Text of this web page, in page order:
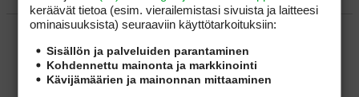
UUSIMMAT VIESTIKETJUT
keräävät tietoa (esim. vierailemis­tasi sivuista ja laitteesi
ominaisuuk­sista) seuraaviin käyttötarkoituksiin:
Sisällön ja palveluiden parantaminen
Kohdennettu mainonta ja markkinointi
Kävijämäärien ja mainonnan mittaaminen